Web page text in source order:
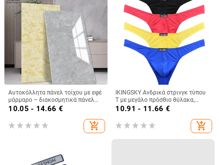
Αυτοκόλλητα πάνελ τοίχου με εφέ
μάρμαρο – διακοσμητικά πάνελ
τοίχου
10.05 - 14.66 €
add_shopping_cart
IKINGSKY Ανδρικά στρινγκ τύπου
Τ με μεγάλο πρόσθιο θύλακα,
Modal μπροστά + δίχτυ, Νάιλον
10.91 - 11.66 €
add_shopping_cart